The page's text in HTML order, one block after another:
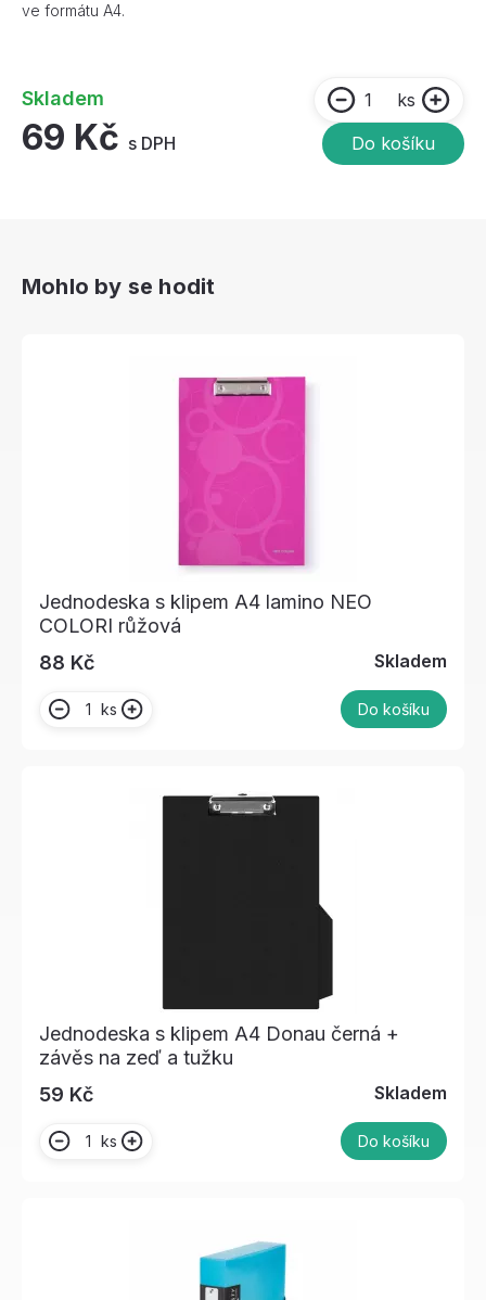
ve formátu A4.
Skladem
69 Kč s DPH
ks
Do košíku
Mohlo by se hodit
Jednodeska s klipem A4 lamino NEO
COLORI růžová
88 Kč
Skladem
ks Do košíku
Jednodeska s klipem A4 Donau černá +
závěs na zeď a tužku
59 Kč
Skladem
ks Do košíku